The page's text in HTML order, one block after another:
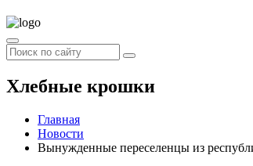
Хлебные крошки
Главная
Новости
Вынужденные переселенцы из